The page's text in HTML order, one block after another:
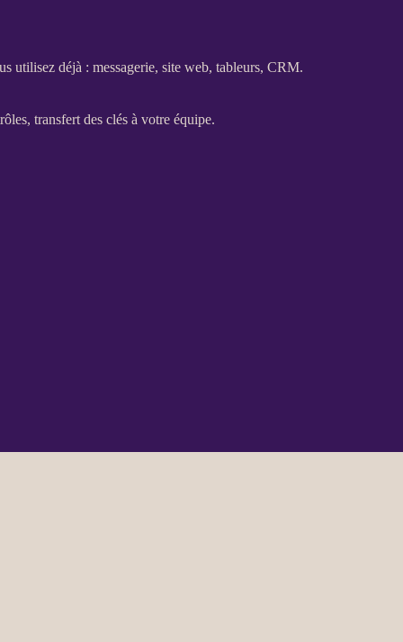
utilisez déjà : messagerie, site web, tableurs, CRM.
transfert des clés à votre équipe.